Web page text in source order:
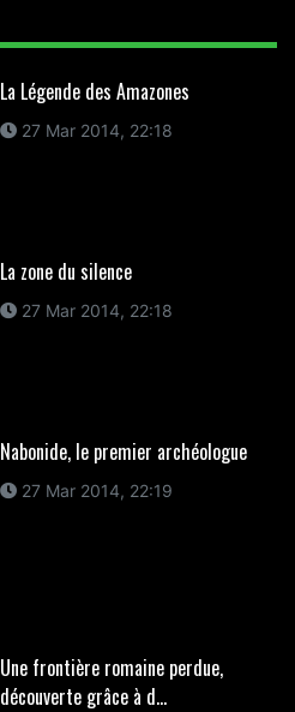
La Légende des Amazones
27 Mar 2014, 22:18
La zone du silence
27 Mar 2014, 22:18
Nabonide, le premier archéologue
27 Mar 2014, 22:19
Une frontière romaine perdue,
découverte grâce à d...